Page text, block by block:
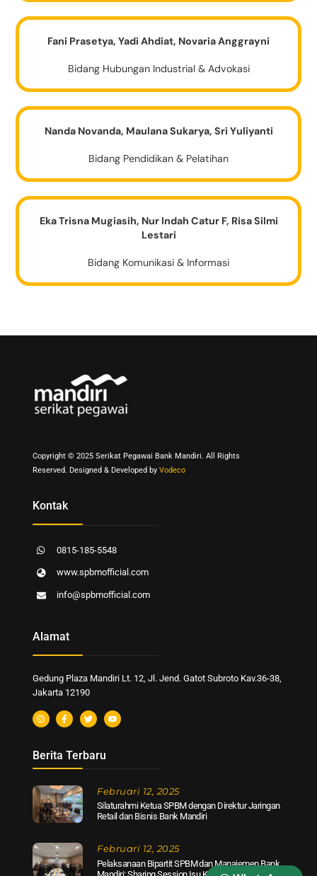
Fani Prasetya, Yadi Ahdiat, Novaria Anggrayni
Bidang Hubungan Industrial & Advokasi
Nanda Novanda, Maulana Sukarya, Sri Yuliyanti
Bidang Pendidikan & Pelatihan
Eka Trisna Mugiasih, Nur Indah Catur F, Risa Silmi
Lestari
Bidang Komunikasi & Informasi
Copyright © 2025 Serikat Pegawai Bank Mandiri. All Rights
Reserved. Designed & Developed by Vodeco
Kontak
0815-185-5548
www.spbmofficial.com
info@spbmofficial.com
Alamat
Gedung Plaza Mandiri Lt. 12, Jl. Jend. Gatot Subroto Kav.36-38,
Jakarta 12190
Berita Terbaru
Februari 12, 2025
Silaturahmi Ketua SPBM dengan Direktur Jaringan
Retail dan Bisnis Bank Mandiri
Februari 12, 2025
Pelaksanaan Bipartit SPBM dan Manajemen Bank